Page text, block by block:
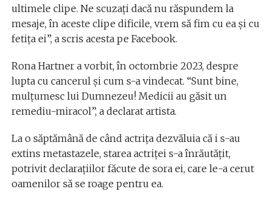
ultimele clipe. Ne scuzați dacă nu răspundem la
mesaje, în aceste clipe dificile, vrem să fim cu ea și cu
fetița ei”, a scris acesta pe Facebook.
Rona Hartner a vorbit, în octombrie 2023, despre
lupta cu cancerul și cum s-a vindecat. “Sunt bine,
mulțumesc lui Dumnezeu! Medicii au găsit un
remediu-miracol”, a declarat artista.
La o săptămână de când actrița dezvăluia că i s-au
extins metastazele, starea actriței s-a înrăutățit,
potrivit declarațiilor făcute de sora ei, care le-a cerut
oamenilor să se roage pentru ea.